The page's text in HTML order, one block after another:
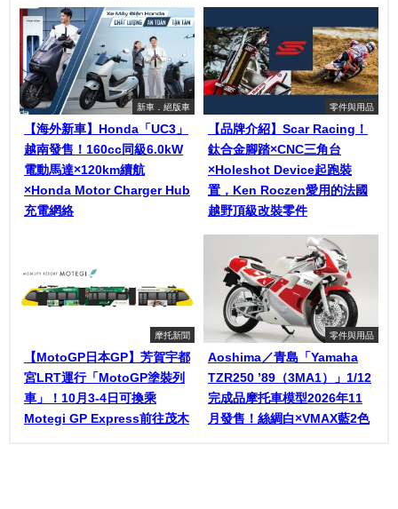
新車．絕版車
【海外新車】Honda「UC3」
越南發售！160cc同級6.0kW
電動馬達×120km續航
×Honda Motor Charger Hub
充電網絡
零件與用品
【品牌介紹】Scar Racing！
鈦合金腳踏×CNC三角台
×Holeshot Device起跑裝
置，Ken Roczen愛用的法國
越野頂級改裝零件
摩托新聞
【MotoGP日本GP】芳賀宇都
宮LRT運行「MotoGP塗裝列
車」！10月3-4日可換乘
Motegi GP Express前往茂木
零件與用品
Aoshima／青島「Yamaha
TZR250 ’89（3MA1）」1/12
完成品摩托車模型2026年11
月發售！絲綢白×VMAX藍2色